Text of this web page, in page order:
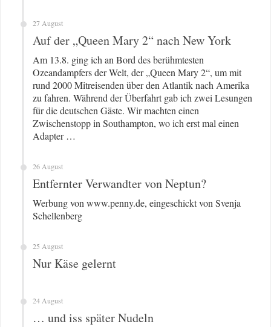
27 August
Auf der „Queen Mary 2“ nach New York
Am 13.8. ging ich an Bord des berühmtesten
Ozeandampfers der Welt, der „Queen Mary 2“, um mit
rund 2000 Mitreisenden über den Atlantik nach Amerika
zu fahren. Während der Überfahrt gab ich zwei Lesungen
für die deutschen Gäste. Wir machten einen
Zwischenstopp in Southampton, wo ich erst mal einen
Adapter …
26 August
Entfernter Verwandter von Neptun?
Werbung von www.penny.de, eingeschickt von Svenja
Schellenberg
25 August
Nur Käse gelernt
24 August
… und iss später Nudeln